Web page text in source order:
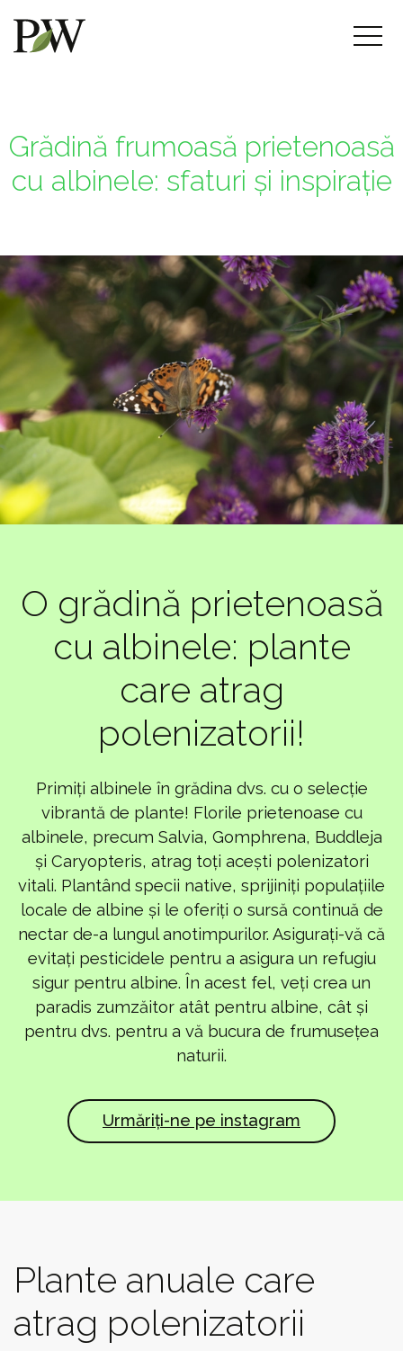
Grădină frumoasă prietenoasă
cu albinele: sfaturi și inspirație
O grădină prietenoasă
cu albinele: plante
care atrag
polenizatorii!
Primiți albinele în grădina dvs. cu o selecție
vibrantă de plante! Florile prietenoase cu
albinele, precum Salvia, Gomphrena, Buddleja
și Caryopteris, atrag toți acești polenizatori
vitali. Plantând specii native, sprijiniți populațiile
locale de albine și le oferiți o sursă continuă de
nectar de-a lungul anotimpurilor. Asigurați-vă că
evitați pesticidele pentru a asigura un refugiu
sigur pentru albine. În acest fel, veți crea un
paradis zumzăitor atât pentru albine, cât și
pentru dvs. pentru a vă bucura de frumusețea
naturii.
Urmăriți-ne pe instagram
Plante anuale care
atrag polenizatorii